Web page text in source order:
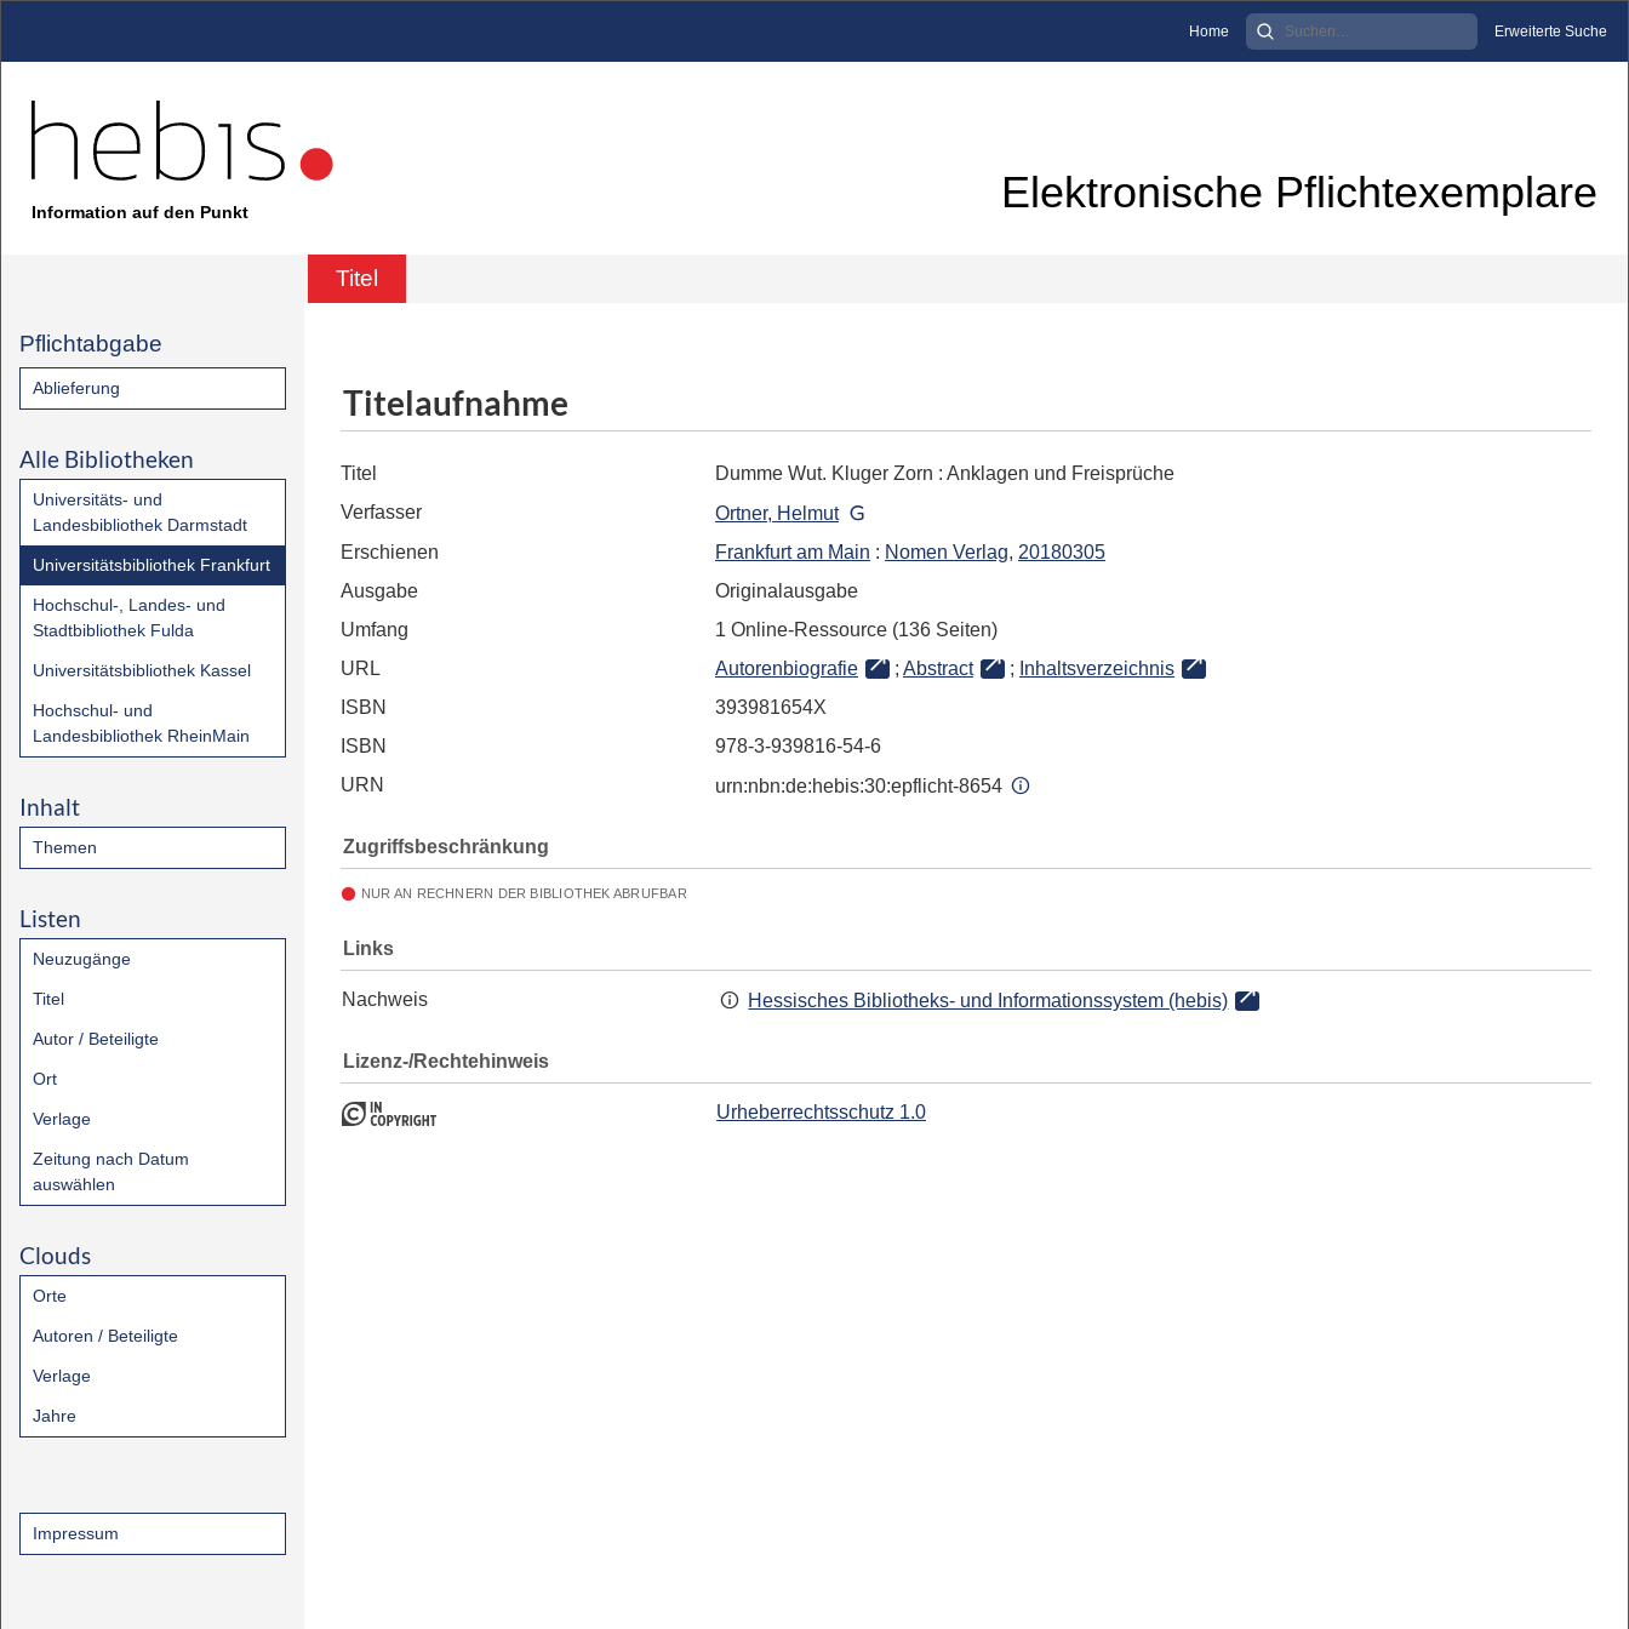
Home Erweiterte Suche
Information auf den Punkt Elektronische Pflichtexemplare
Titel
Pflichtabgabe
Ablieferung
Alle Bibliotheken
Universitäts- und
Landesbibliothek Darmstadt
Universitätsbibliothek Frankfurt
Hochschul-, Landes- und
Stadtbibliothek Fulda
Universitätsbibliothek Kassel
Hochschul- und
Landesbibliothek RheinMain
Inhalt
Themen
Listen
Neuzugänge
Titel
Autor / Beteiligte
Ort
Verlage
Zeitung nach Datum
auswählen
Clouds
Orte
Autoren / Beteiligte
Verlage
Jahre
Impressum
Titelaufnahme
Titel Dumme Wut. Kluger Zorn : Anklagen und Freisprüche
Verfasser
Ortner, Helmut
Erschienen
Frankfurt am Main : Nomen Verlag, 20180305
Ausgabe
Originalausgabe
Umfang
1 Online-Ressource (136 Seiten)
URL
Autorenbiografie ; Abstract ; Inhaltsverzeichnis
ISBN
393981654X
ISBN
978-3-939816-54-6
URN
urn:nbn:de:hebis:30:epflicht-8654
Zugriffsbeschränkung
NUR AN RECHNERN DER BIBLIOTHEK ABRUFBAR
Links
Nachweis Hessisches Bibliotheks- und Informationssystem (hebis)
Lizenz-/Rechtehinweis
Urheberrechtsschutz 1.0